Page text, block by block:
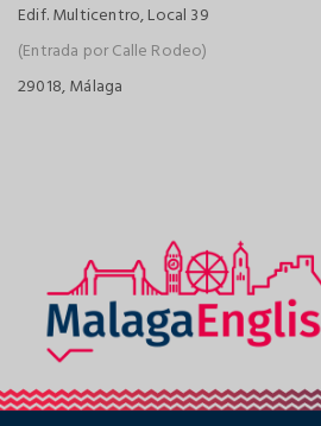
Edif. Multicentro, Local 39
(Entrada por Calle Rodeo)
29018, Málaga